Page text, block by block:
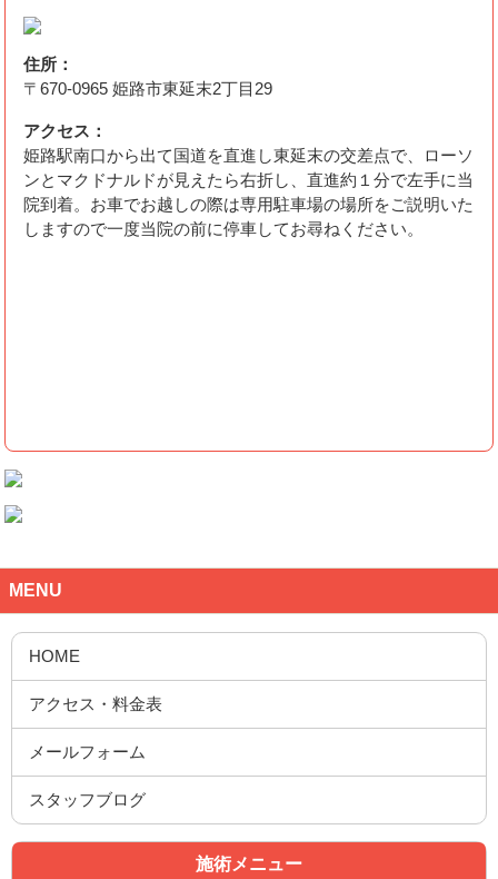
住所：
〒670-0965 姫路市東延末2丁目29
アクセス：
姫路駅南口から出て国道を直進し東延末の交差点で、ローソ
ンとマクドナルドが見えたら右折し、直進約１分で左手に当
院到着。お車でお越しの際は専用駐車場の場所をご説明いた
しますので一度当院の前に停車してお尋ねください。
MENU
施術メニュー